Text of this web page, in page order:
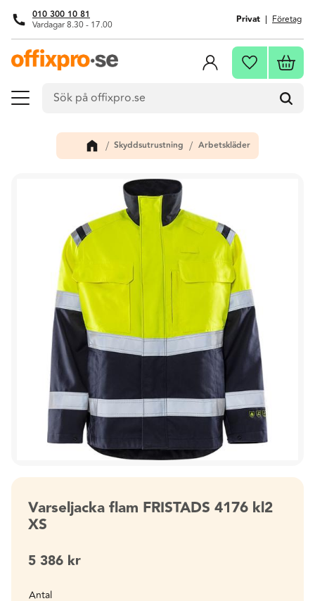
Meny
010 300 10 81
Vardagar 8.30 - 17.00 Privat Företag
Favoriter
Skyddsutrustning Arbetskläder
Varseljacka flam FRISTADS 4176 kl2
XS
5 386 kr
Antal